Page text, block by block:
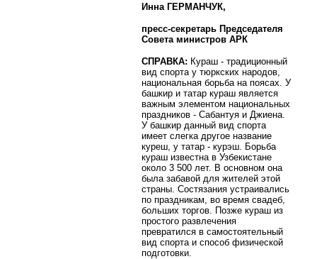
Инна ГЕРМАНЧУК,
пресс-секретарь Председателя
Совета министров АРК
СПРАВКА: Кураш - традиционный
вид спорта у тюркских народов,
национальная борьба на поясах. У
башкир и татар кураш является
важным элементом национальных
праздников - Сабантуя и Джиена.
У башкир данный вид спорта
имеет слегка другое название
куреш, у татар - курэш. Борьба
кураш известна в Узбекистане
около 3 500 лет. В основном она
была забавой для жителей этой
страны. Состязания устраивались
по праздникам, во время свадеб,
больших торгов. Позже кураш из
простого развлечения
превратился в самостоятельный
вид спорта и способ физической
подготовки.